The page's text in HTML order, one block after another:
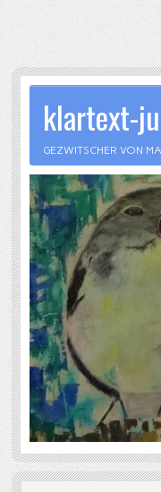
klartext-
GEZWITSCHER VON